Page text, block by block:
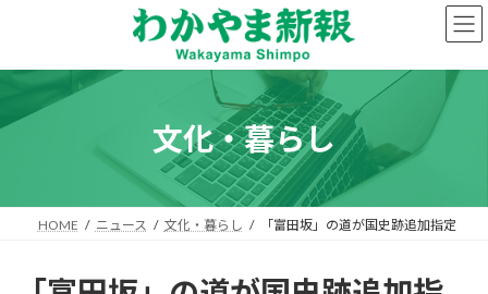
ン
へ
プ
ー
ョ
動
文化・暮らし
HOME ニュース 文化・暮らし 「富田坂」の道が国史跡追加指定